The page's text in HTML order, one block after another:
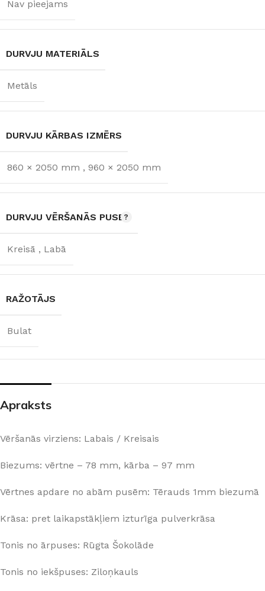
Nav pieejams
DURVJU MATERIĀLS
Metāls
DURVJU KĀRBAS IZMĒRS
860 × 2050 mm , 960 × 2050 mm
DURVJU VĒRŠANĀS PUSE
Kreisā , Labā
RAŽOTĀJS
Bulat
Apraksts
Vēršanās virziens: Labais / Kreisais
Biezums: vērtne – 78 mm, kārba – 97 mm
Vērtnes apdare no abām pusēm: Tērauds 1mm biezumā
Krāsa: pret laikapstākļiem izturīga pulverkrāsa
Tonis no ārpuses: Rūgta Šokolāde
Tonis no iekšpuses: Ziloņkauls